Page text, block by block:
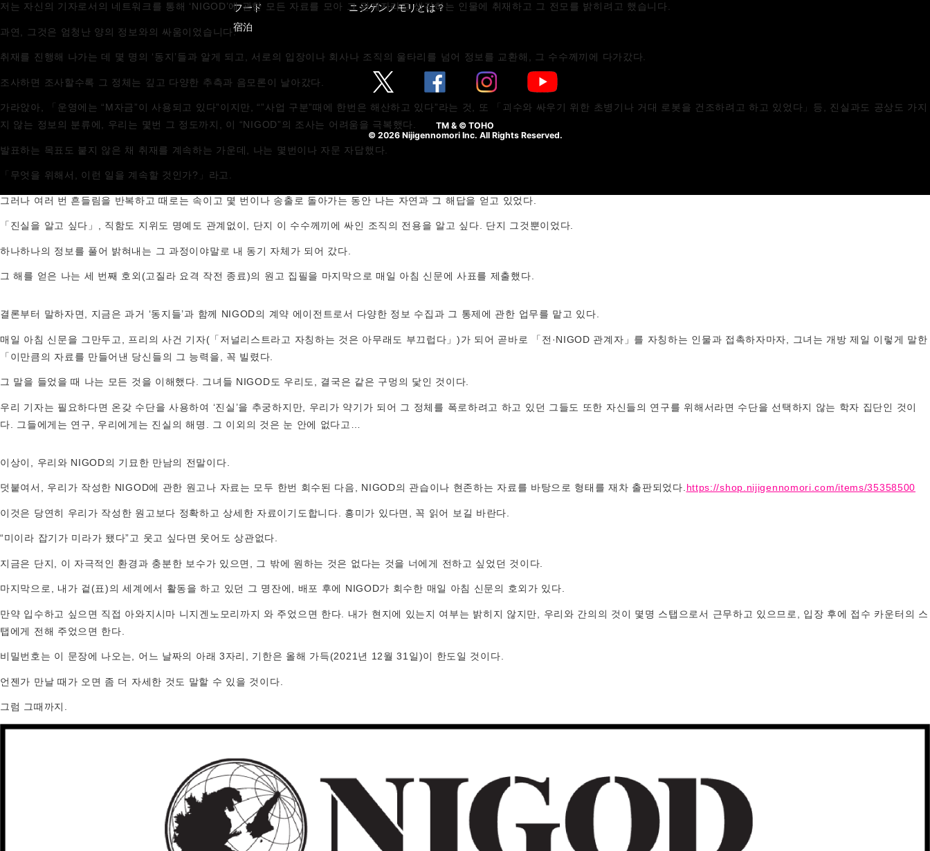
저는 자신의 기자로서의 네트워크를 통해 ‘NIGOD’에 관한 모든 자료를 모아 그 관계자라고 생각하는 인물에 취재하고 그 전모를 밝히려고 했습니다.
과연, 그것은 엄청난 양의 정보와의 싸움이었습니다.
취재를 진행해 나가는 데 몇 명의 ‘동지’들과 알게 되고, 서로의 입장이나 회사나 조직의 울타리를 넘어 정보를 교환해, 그 수수께끼에 다가갔다.
조사하면 조사할수록 그 정체는 깊고 다양한 추측과 음모론이 날아갔다.
가라앉아, 「운영에는 “M자금”이 사용되고 있다”이지만, “”사업 구분”때에 한번은 해산하고 있다”라는 것, 또 「괴수와 싸우기 위한 초병기나 거대 로봇을 건조하려고 하고 있었다」등, 진실과도 공상도 가지
지 않는 정보의 분류에, 우리는 몇번 그 정도까지, 이 “NIGOD”의 조사는 어려움을 극복했다.
발표하는 목표도 붙지 않은 채 취재를 계속하는 가운데, 나는 몇번이나 자문 자답했다.
「무엇을 위해서, 이런 일을 계속할 것인가?」라고.
그러나 여러 번 흔들림을 반복하고 때로는 속이고 몇 번이나 송출로 돌아가는 동안 나는 자연과 그 해답을 얻고 있었다.
「진실을 알고 싶다」, 직함도 지위도 명예도 관계없이, 단지 이 수수께끼에 싸인 조직의 전용을 알고 싶다. 단지 그것뿐이었다.
하나하나의 정보를 풀어 밝혀내는 그 과정이야말로 내 동기 자체가 되어 갔다.
그 해를 얻은 나는 세 번째 호외(고질라 요격 작전 종료)의 원고 집필을 마지막으로 매일 아침 신문에 사표를 제출했다.
결론부터 말하자면, 지금은 과거 ‘동지들’과 함께 NIGOD의 계약 에이전트로서 다양한 정보 수집과 그 통제에 관한 업무를 맡고 있다.
매일 아침 신문을 그만두고, 프리의 사건 기자(「저널리스트라고 자칭하는 것은 아무래도 부끄럽다」)가 되어 곧바로 「전·NIGOD 관계자」를 자칭하는 인물과 접촉하자마자, 그녀는 개방 제일 이렇게 말한
「이만큼의 자료를 만들어낸 당신들의 그 능력을, 꼭 빌렸다.
그 말을 들었을 때 나는 모든 것을 이해했다. 그녀들 NIGOD도 우리도, 결국은 같은 구멍의 닻인 것이다.
우리 기자는 필요하다면 온갖 수단을 사용하여 ‘진실’을 추궁하지만, 우리가 약기가 되어 그 정체를 폭로하려고 하고 있던 그들도 또한 자신들의 연구를 위해서라면 수단을 선택하지 않는 학자 집단인 것이
다. 그들에게는 연구, 우리에게는 진실의 해명. 그 이외의 것은 눈 안에 없다고…
이상이, 우리와 NIGOD의 기묘한 만남의 전말이다.
덧붙여서, 우리가 작성한 NIGOD에 관한 원고나 자료는 모두 한번 회수된 다음, NIGOD의 관습이나 현존하는 자료를 바탕으로 형태를 재차 출판되었다. https://shop.nijigennomori.com/items/35358500
이것은 당연히 우리가 작성한 원고보다 정확하고 상세한 자료이기도합니다. 흥미가 있다면, 꼭 읽어 보길 바란다.
“미이라 잡기가 미라가 됐다”고 웃고 싶다면 웃어도 상관없다.
지금은 단지, 이 자극적인 환경과 충분한 보수가 있으면, 그 밖에 원하는 것은 없다는 것을 너에게 전하고 싶었던 것이다.
마지막으로, 내가 겉(표)의 세계에서 활동을 하고 있던 그 명잔에, 배포 후에 NIGOD가 회수한 매일 아침 신문의 호외가 있다.
만약 입수하고 싶으면 직접 아와지시마 니지겐노모리까지 와 주었으면 한다. 내가 현지에 있는지 여부는 밝히지 않지만, 우리와 간의의 것이 몇명 스탭으로서 근무하고 있으므로, 입장 후에 접수 카운터의 스
탭에게 전해 주었으면 한다.
비밀번호는 이 문장에 나오는, 어느 날짜의 아래 3자리, 기한은 올해 가득(2021년 12월 31일)이 한도일 것이다.
언젠가 만날 때가 오면 좀 더 자세한 것도 말할 수 있을 것이다.
그럼 그때까지.
フード
宿泊
ニジゲンノモリとは？
TM & © TOHO
© 2026 Nijigennomori Inc. All Rights Reserved.